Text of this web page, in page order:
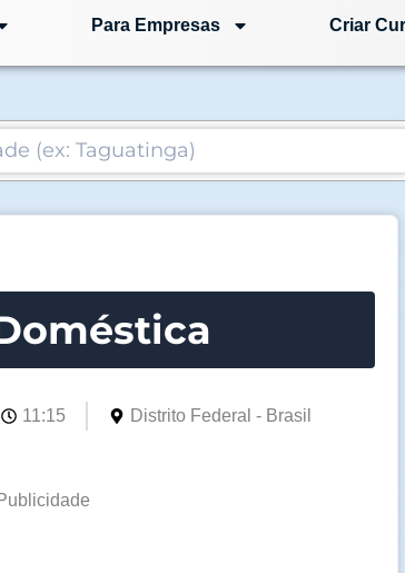
Para Empresas Criar
11:15 Distrito Federal - Brasil